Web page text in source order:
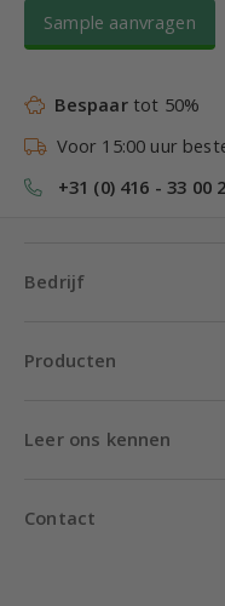
Sample aanvragen
Bespaartot 50%
Voor 15:00 uur
+31 (0) 416 - 33 00
Bedrijf
Producten
Leer ons kennen
Contact